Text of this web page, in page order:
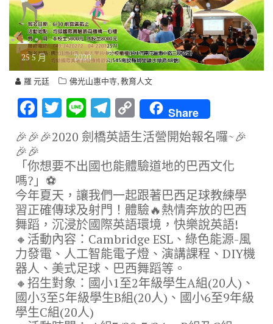
255 月 2020
羅 元廷 佛光山惠中寺,教育人文
F
ac
e
b
o
o
k
T
w
it
te
r
Li
n
e
T
el
e
gr
a
m
C
o
p
y
Li
n
k
Share
🎉🎉🎉2020 劍橋英語生活營開始報名囉~🎉
🎉🎉
「你想要不出國也能體驗道地的巴西文化
嗎?」⚽️
今年夏天，讓我們一起跟著巴西足球教練學
習正確傳球及射門！體驗🔥熱情奔放的巴西
舞蹈，沉浸於國際英語環境，快樂說英語!
🔸活動內容：Cambridge ESL、綠色能源-風
力發電、人工智能電子燈、演講課程、DIY機
器人、美式足球、巴西舞蹈等。
🔸招生對象：國小1至2年級學生A組(20人)、
國小3至5年級學生B組(20人)、國小6至9年級
學生C組(20人)